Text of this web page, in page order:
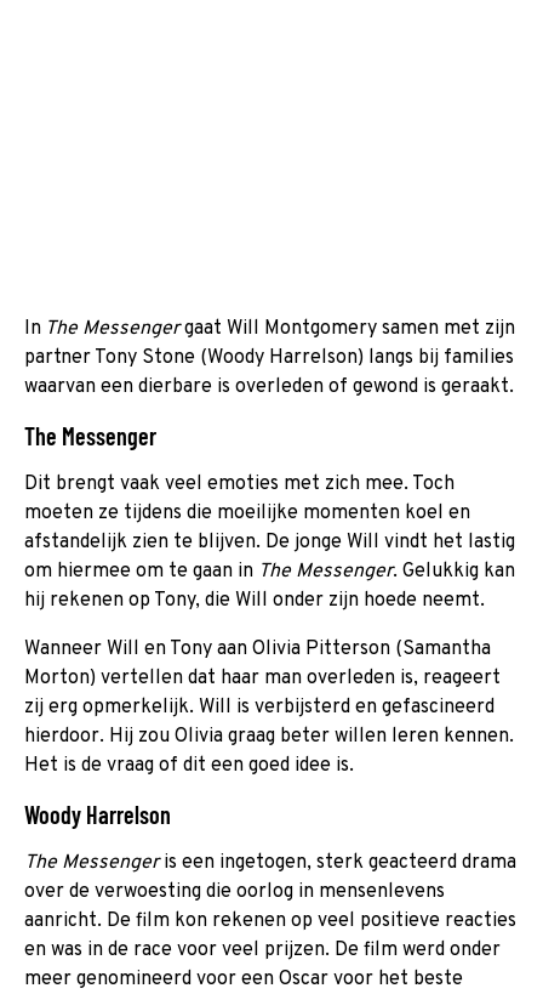
In The Messengergaat Will Montgomery samen met zijn
partner Tony Stone (Woody Harrelson) langs bij families
waarvan een dierbare is overleden of gewond is geraakt.
The Messenger
Dit brengt vaak veel emoties met zich mee. Toch
moeten ze tijdens die moeilijke momenten koel en
afstandelijk zien te blijven. De jonge Will vindt het lastig
om hiermee om te gaan in The Messenger. Gelukkig kan
hij rekenen op Tony, die Will onder zijn hoede neemt.
Wanneer Will en Tony aan Olivia Pitterson (Samantha
Morton) vertellen dat haar man overleden is, reageert
zij erg opmerkelijk. Will is verbijsterd en gefascineerd
hierdoor. Hij zou Olivia graag beter willen leren kennen.
Het is de vraag of dit een goed idee is.
Woody Harrelson
The Messengeris een ingetogen, sterk geacteerd drama
over de verwoesting die oorlog in mensenlevens
aanricht. De film kon rekenen op veel positieve reacties
en was in de race voor veel prijzen. De film werd onder
meer genomineerd voor een Oscar voor het beste